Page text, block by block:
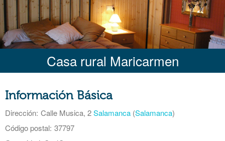
Casa rural Maricarmen
Información Básica
Dirección: Calle Musica, 2Salamanca (Salamanca)
Código postal: 37797